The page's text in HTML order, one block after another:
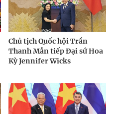
Chủ tịch Quốc hội Trần
Thanh Mẫn tiếp Đại sứ Hoa
Kỳ Jennifer Wicks